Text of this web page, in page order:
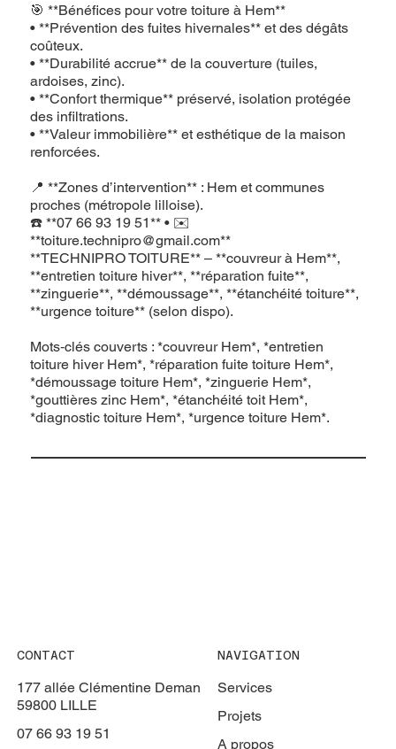
🎯 **Bénéfices pour votre toiture à Hem**
• **Prévention des fuites hivernales** et des dégâts
coûteux.
• **Durabilité accrue** de la couverture (tuiles,
ardoises, zinc).
• **Confort thermique** préservé, isolation protégée
des infiltrations.
• **Valeur immobilière** et esthétique de la maison
renforcées.
📍 **Zones d’intervention** : Hem et communes
proches (métropole lilloise).
☎️ **07 66 93 19 51** • ✉️
**toiture.technipro@gmail.com**
**TECHNIPRO TOITURE** – **couvreur à Hem**,
**entretien toiture hiver**, **réparation fuite**,
**zinguerie**, **démoussage**, **étanchéité toiture**,
**urgence toiture** (selon dispo).
Mots‑clés couverts : *couvreur Hem*, *entretien
toiture hiver Hem*, *réparation fuite toiture Hem*,
*démoussage toiture Hem*, *zinguerie Hem*,
*gouttières zinc Hem*, *étanchéité toit Hem*,
*diagnostic toiture Hem*, *urgence toiture Hem*.
CONTACT
177 allée Clémentine Deman
59800 LILLE
07 66 93 19 51
NAVIGATION
Services
Projets
A propos